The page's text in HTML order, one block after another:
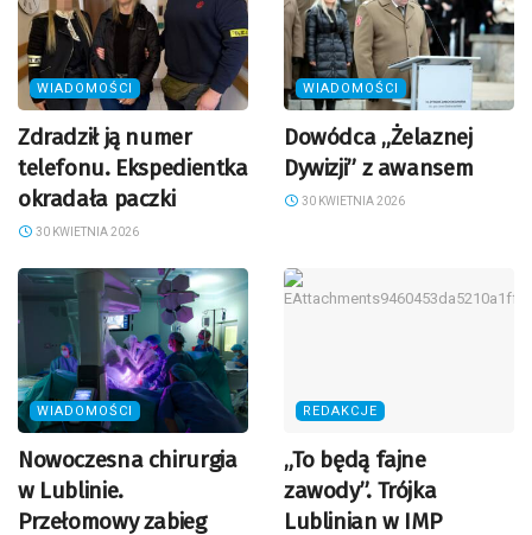
WIADOMOŚCI
Zdradził ją numer
telefonu. Ekspedientka
okradała paczki
30 KWIETNIA 2026
WIADOMOŚCI
Dowódca „Żelaznej
Dywizji” z awansem
30 KWIETNIA 2026
WIADOMOŚCI
Nowoczesna chirurgia
w Lublinie.
Przełomowy zabieg
REDAKCJE
„To będą fajne
zawody”. Trójka
Lublinian w IMP